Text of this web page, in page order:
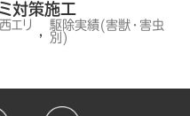
対策施工
エリ
,
駆除実績(害獣・害虫
別)